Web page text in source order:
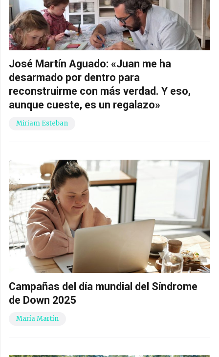
José Martín Aguado: «Juan me ha
desarmado por dentro para
reconstruirme con más verdad. Y eso,
aunque cueste, es un regalazo»
Miriam Esteban
Campañas del día mundial del Síndrome
de Down 2025
María Martín